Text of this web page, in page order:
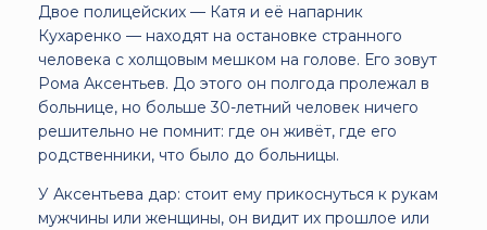
Двое полицейских — Катя и её напарник
Кухаренко — находят на остановке странного
человека с холщовым мешком на голове. Его зовут
Рома Аксентьев. До этого он полгода пролежал в
больнице, но больше 30-летний человек ничего
решительно не помнит: где он живёт, где его
родственники, что было до больницы.
У Аксентьева дар: стоит ему прикоснуться к рукам
мужчины или женщины, он видит их прошлое или